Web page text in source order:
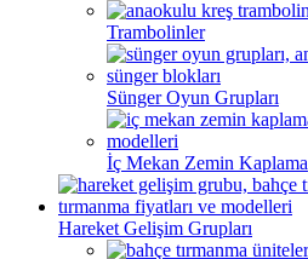
Trambolinler
Sünger Oyun Grupları
İç Mekan Zemin Kaplama
Hareket Gelişim Grupları